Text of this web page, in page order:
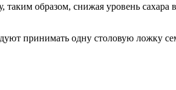
образом, снижая уровень
принимать одну столовую ложку